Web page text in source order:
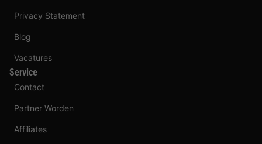
Privacy Statement
Blog
Vacatures
Service
Contact
Partner Worden
Affiliates